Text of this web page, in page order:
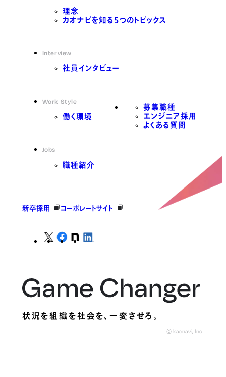
理念
カオナビを知る5つのトピックス
Interview
社員インタビュー
Work Style
働く環境
Jobs
職種紹介
募集職種
エンジニア採用
よくある質問
新卒採用 コーポレートサイト
状況を組織を社会を、一変させろ。
© kaonavi, Inc